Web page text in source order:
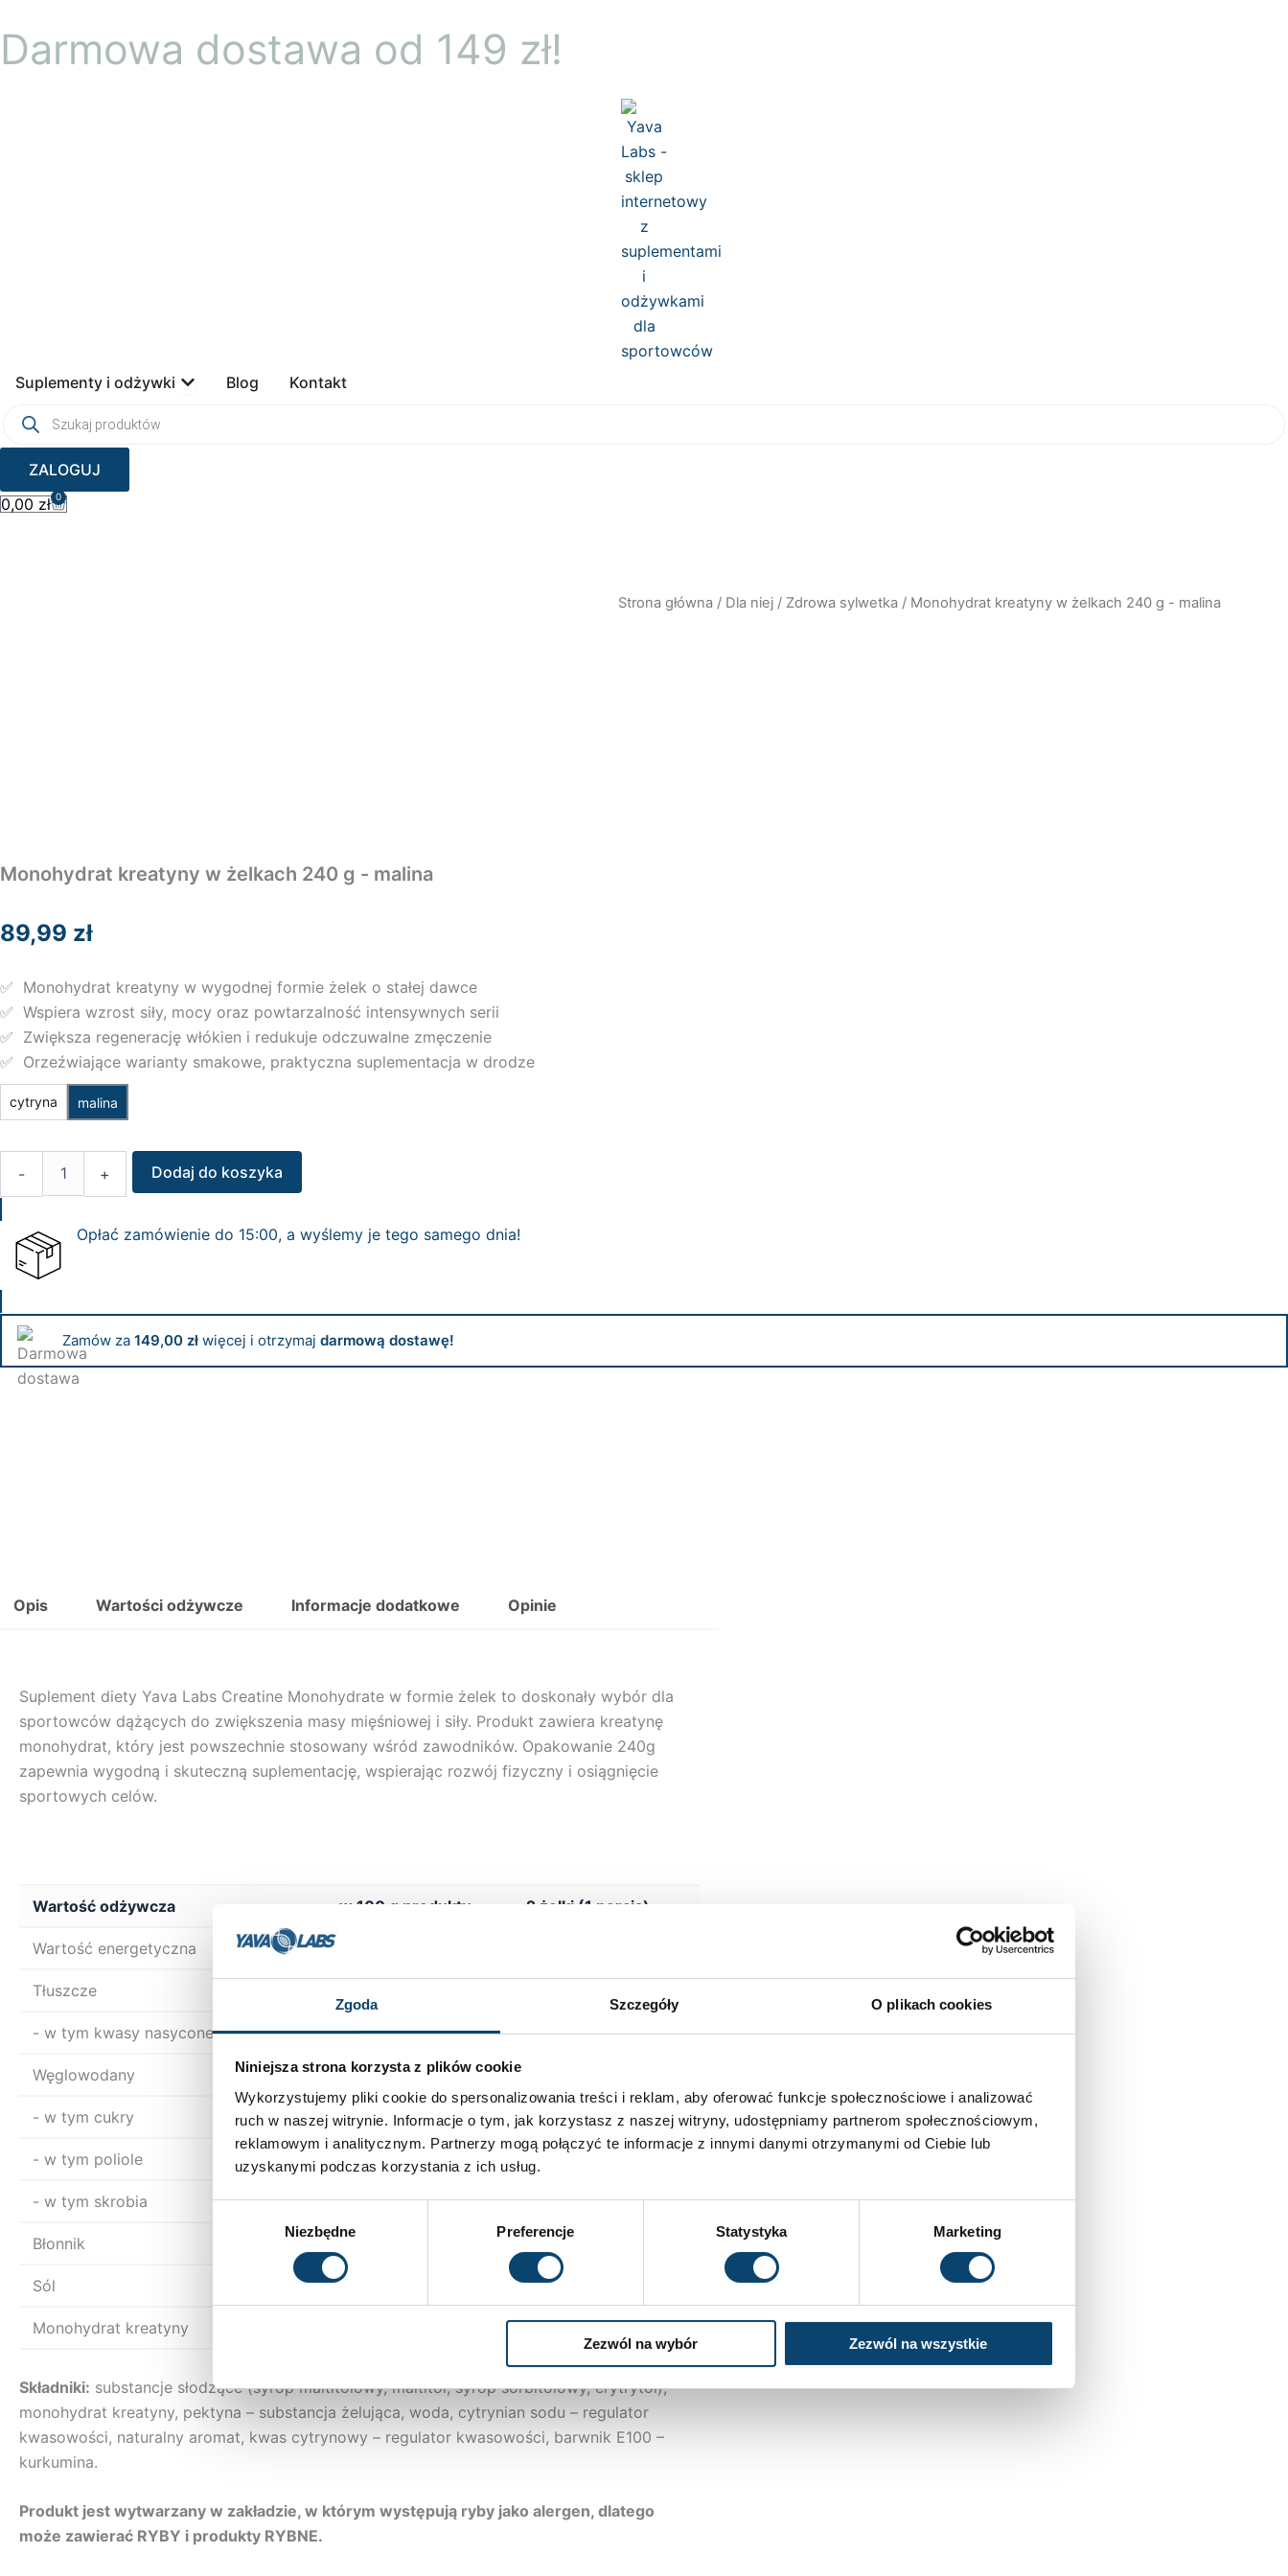
Zgoda Szczegóły O plikach cookies
Niniejsza strona korzysta z plików cookie
Wykorzystujemy pliki cookie do spersonalizowania treści i reklam, aby oferować funkcje społecznościowe i analizować
ruch w naszej witrynie. Informacje o tym, jak korzystasz z naszej witryny, udostępniamy partnerom społecznościowym,
reklamowym i analitycznym. Partnerzy mogą połączyć te informacje z innymi danymi otrzymanymi od Ciebie lub
uzyskanymi podczas korzystania z ich usług.
Niezbędne Preferencje Statystyka Marketing
Zezwól na wybór Zezwól na wszystkie
do
treści
Darmowa dostawa od 149 zł!
Suplementy i odżywki Open Suplementy i odżywki
Blog Kontakt
produktów
ZALOGUJ
0,00 zł 0
Wózek
Strona główna / Dla niej / Zdrowa sylwetka / Monohydrat kreatyny w żelkach 240 g - malina
Monohydrat kreatyny w żelkach 240 g - malina
89,99 zł
✅ Monohydrat kreatyny w wygodnej formie żelek o stałej dawce
✅ Wspiera wzrost siły, mocy oraz powtarzalność intensywnych serii
✅ Zwiększa regenerację włókien i redukuje odczuwalne zmęczenie
✅ Orzeźwiające warianty smakowe, praktyczna suplementacja w drodze
cytryna malina
-
Monohydrat
w
+ Dodaj do koszyka
Opłać zamówienie do 15:00, a wyślemy je tego samego dnia!
Zamów za 149,00 zł więcej i otrzymaj darmową dostawę!
Opis Wartości odżywcze Informacje dodatkowe Opinie
Suplement diety Yava Labs Creatine Monohydrate w formie żelek to doskonały wybór dla
sportowców dążących do zwiększenia masy mięśniowej i siły. Produkt zawiera kreatynę
monohydrat, który jest powszechnie stosowany wśród zawodników. Opakowanie 240g
zapewnia wygodną i skuteczną suplementację, wspierając rozwój fizyczny i osiągnięcie
sportowych celów.
Wartość odżywcza w 100 g produktu 2 żelki (1 porcja)
Wartość energetyczna
Tłuszcze
- w tym kwasy nasycone 0 g 0 g
Węglowodany 31 g
- w tym cukry 0 g 0 g
- w tym poliole 31 g 2 g
- w tym skrobia 0 g 0 g
Błonnik 4,3 g 0,4 g
Sól 0,8 g 0 g
Monohydrat kreatyny 3000 mg
Składniki: substancje słodzące (syrop maltitolowy, maltitol, syrop sorbitolowy, erytrytol),
monohydrat kreatyny, pektyna – substancja żelująca, woda, cytrynian sodu – regulator
kwasowości, naturalny aromat, kwas cytrynowy – regulator kwasowości, barwnik E100 –
kurkumina.
Produkt jest wytwarzany w zakładzie, w którym występują ryby jako alergen, dlatego
może zawierać RYBY i produkty RYBNE.